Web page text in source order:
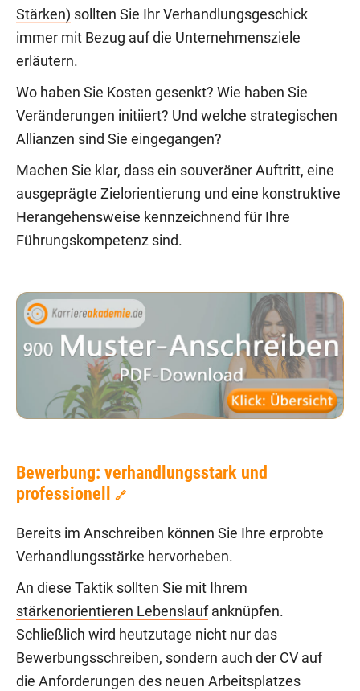
Stärken) sollten Sie Ihr Verhandlungsgeschick
immer mit Bezug auf die Unternehmensziele
erläutern.
Wo haben Sie Kosten gesenkt? Wie haben Sie
Veränderungen initiiert? Und welche strategischen
Allianzen sind Sie eingegangen?
Machen Sie klar, dass ein souveräner Auftritt, eine
ausgeprägte Zielorientierung und eine konstruktive
Herangehensweise kennzeichnend für Ihre
Führungskompetenz sind.
Bewerbung: verhandlungsstark und
professionell
🔗
Bereits im Anschreiben können Sie Ihre erprobte
Verhandlungsstärke hervorheben.
An diese Taktik sollten Sie mit Ihrem
stärkenorientieren Lebenslauf anknüpfen.
Schließlich wird heutzutage nicht nur das
Bewerbungsschreiben, sondern auch der CV auf
die Anforderungen des neuen Arbeitsplatzes